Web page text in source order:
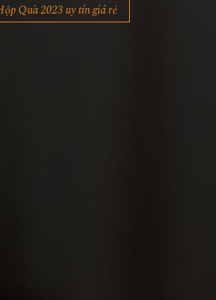
Quà 2023 uy tín giá rẻ